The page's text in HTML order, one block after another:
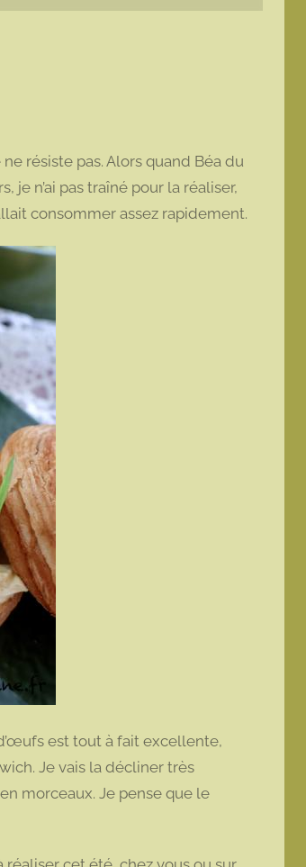
résiste pas. Alors quand Béa du
je n’ai pas traîné pour la réaliser,
consommer assez rapidement.
est tout à fait excellente,
Je vais la décliner très
morceaux. Je pense que le